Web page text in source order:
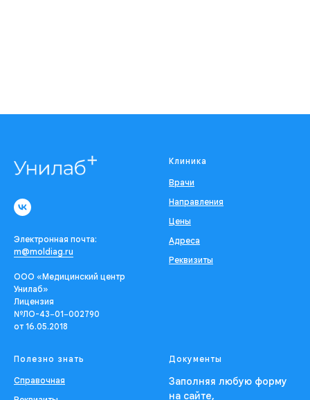
Электронная почта:
m@moldiag.ru
ООО «Медицинский центр
Унилаб»
Лицензия
№ЛО-43−01−002790
от 16.05.2018
Клиника
Врачи
Направления
Цены
Адреса
Реквизиты
Полезно знать
Справочная
Документы
Заполняя любую форму
на сайте,